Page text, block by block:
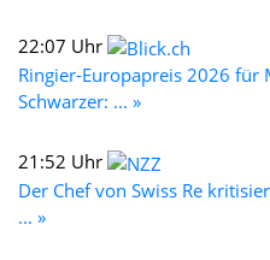
22:07 Uhr
Ringier-Europapreis 2026
Schwarzer: ... »
21:52 Uhr
Der Chef von Swiss Re
... »